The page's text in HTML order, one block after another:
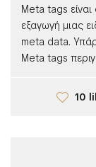
Meta tags είναι
εξαγωγή μιας
meta data.
Meta tags
10